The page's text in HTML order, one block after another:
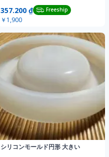
357.200 ₫ Freeship
￥1,900
シリコンモールド円形 大きい